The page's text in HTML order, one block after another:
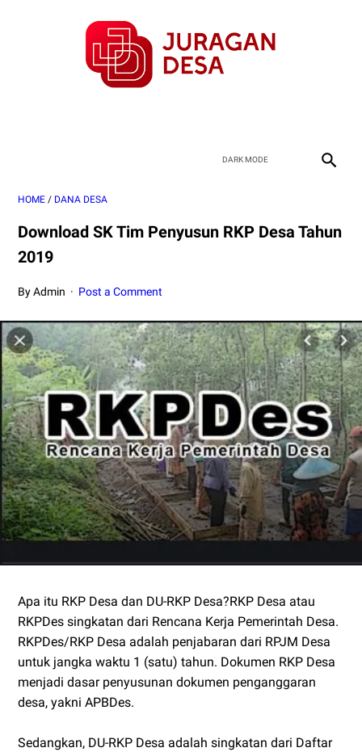
HOME / DANA DESA
Download SK Tim Penyusun RKP Desa Tahun
2019
By Admin Post a Comment
Apa itu RKP Desa dan DU-RKP Desa?RKP Desa atau
RKPDes singkatan dari Rencana Kerja Pemerintah Desa.
RKPDes/RKP Desa adalah penjabaran dari RPJM Desa
untuk jangka waktu 1 (satu) tahun. Dokumen RKP Desa
menjadi dasar penyusunan dokumen penganggaran
desa, yakni APBDes.
Sedangkan, DU-RKP Desa adalah singkatan dari Daftar